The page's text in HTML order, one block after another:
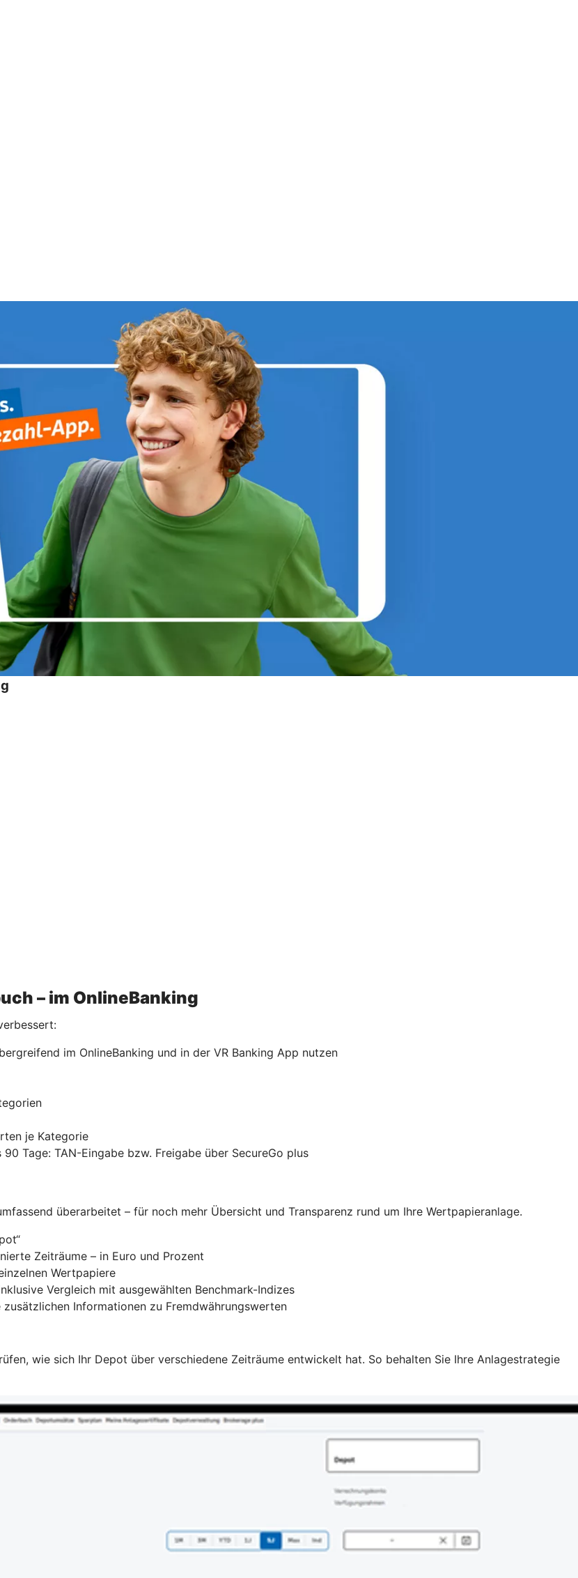
– im OnlineBanking
im OnlineBanking und in der VR Banking App nutzen
je Kategorie
Tage: TAN-Eingabe bzw. Freigabe über SecureGo plus
überarbeitet – für noch mehr Übersicht und Transparenz rund um Ihre Wertpapieranlage.
Zeiträume – in Euro und Prozent
Wertpapiere
Vergleich mit ausgewählten Benchmark-Indizes
Informationen zu Fremdwährungswerten
wie sich Ihr Depot über verschiedene Zeiträume entwickelt hat. So behalten Sie Ihre Anlagestrategie